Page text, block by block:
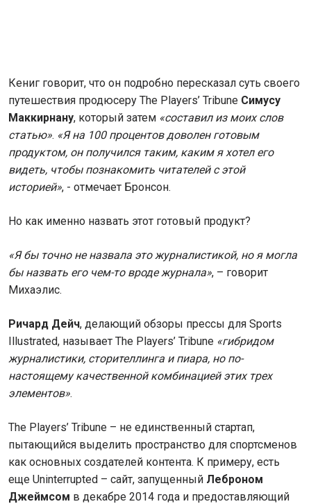
Кениг говорит, что он подробно пересказал суть своего
путешествия продюсеру The Players’ Tribune Симусу
Маккирнану, который затем «составил из моих слов
статью». «Я на 100 процентов доволен готовым
продуктом, он получился таким, каким я хотел его
видеть, чтобы познакомить читателей с этой
историей», - отмечает Бронсон.
Но как именно назвать этот готовый продукт?
«Я бы точно не назвала это журналистикой, но я могла
бы назвать его чем-то вроде журнала», – говорит
Михаэлис.
Ричард Дейч, делающий обзоры прессы для Sports
Illustrated, называет The Players’ Tribune «гибридом
журналистики, сторителлинга и пиара, но по-
настоящему качественной комбинацией этих трех
элементов».
The Players’ Tribune – не единственный стартап,
пытающийся выделить пространство для спортсменов
как основных создателей контента. К примеру, есть
еще Uninterrupted – сайт, запущенный Леброном
Джеймсом в декабре 2014 года и предоставляющий